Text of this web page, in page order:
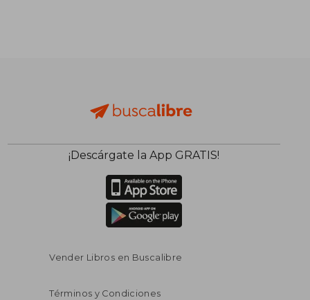
¡Descárgate la App GRATIS!
Vender Libros en Buscalibre
Términos y Condiciones